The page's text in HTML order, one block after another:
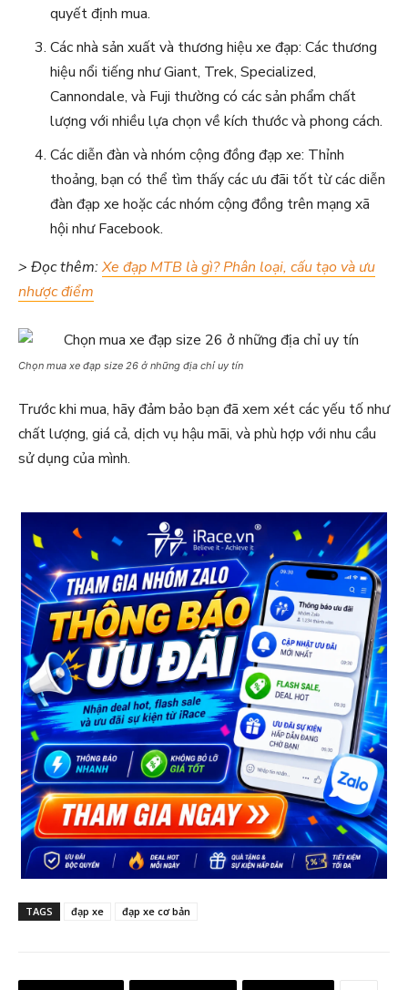
quyết định mua.
Các nhà sản xuất và thương hiệu xe đạp: Các thương
hiệu nổi tiếng như Giant, Trek, Specialized,
Cannondale, và Fuji thường có các sản phẩm chất
lượng với nhiều lựa chọn về kích thước và phong cách.
Các diễn đàn và nhóm cộng đồng đạp xe: Thỉnh
thoảng, bạn có thể tìm thấy các ưu đãi tốt từ các diễn
đàn đạp xe hoặc các nhóm cộng đồng trên mạng xã
hội như Facebook.
> Đọc thêm:Xe đạp MTB là gì? Phân loại, cấu tạo và ưu
nhược điểm
Chọn mua xe đạp size 26 ở những địa chỉ uy tín
Trước khi mua, hãy đảm bảo bạn đã xem xét các yếu tố như
chất lượng, giá cả, dịch vụ hậu mãi, và phù hợp với nhu cầu
sử dụng của mình.
TAGS đạp xe đạp xe cơ bản